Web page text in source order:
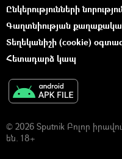
Ընկերությունների
Գաղտնիության
Տեղեկանիշի (cookie)
Հետադարձ կապ
© 2026 Sputnik Բոլոր
են. 18+